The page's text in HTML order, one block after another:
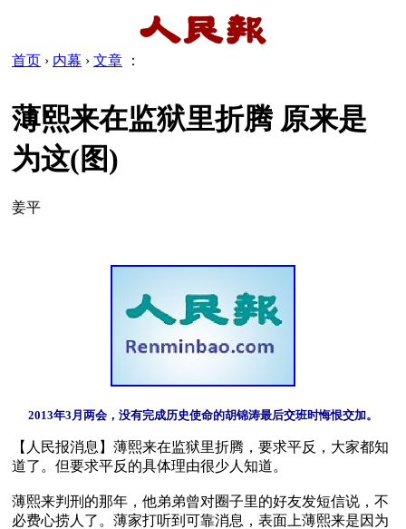
首页 › 内幕 › 文章 ：
薄熙来在监狱里折腾 原来是
为这(图)
姜平
2013年3月两会，没有完成历史使命的胡锦涛最后交班时悔恨交加。
【人民报消息】薄熙来在监狱里折腾，要求平反，大家都知
道了。但要求平反的具体理由很少人知道。
薄熙来判刑的那年，他弟弟曾对圈子里的好友发短信说，不
必费心捞人了。薄家打听到可靠消息，表面上薄熙来是因为